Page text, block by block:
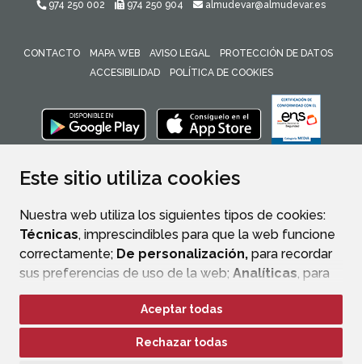
Este sitio utiliza cookies
Nuestra web utiliza los siguientes tipos de cookies:
Técnicas, imprescindibles para que la web funcione
correctamente; De personalización, para recordar
sus preferencias de uso de la web; Analíticas, para
mejorar el funcionamiento de la web y sus servicios.
Si acepta pulsando el botón“Aceptar todas”
consideramos que acepta su uso. Si pulsa el botón
Aceptar todas
Rechazar todas
974 250 002
974 250 904 almudevar@almudevar.es
CONTACTO MAPA WEB AVISO LEGAL
PROTECCIÓN DE DATOS
ACCESIBILIDAD
POLÍTICA DE COOKIES